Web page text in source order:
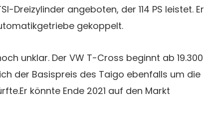
Dreizylinder angeboten, der 114 PS leistet. Er
gekoppelt.
unklar. Der VW T-Cross beginnt ab 19.300
der Basispreis des Taigo ebenfalls um die
könnte Ende 2021 auf den Markt